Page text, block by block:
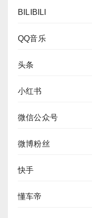
BILIBILI
QQ音乐
头条
小红书
微信公众号
微博粉丝
快手
懂车帝